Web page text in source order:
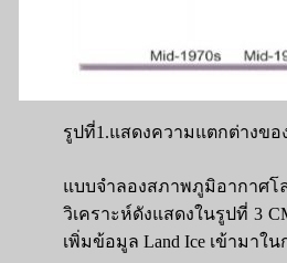
รูปที่1.แสดงความแตกต่างขอ
แบบจำลองสภาพภูมิอากาศ
วิเคราะห์ดังแสดงในรูปที่ 3
เพิ่มข้อมูล Land Ice เข้ามาใ